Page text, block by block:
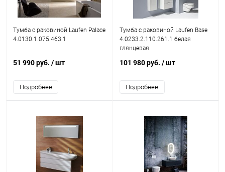
Тумба с раковиной Laufen Palace
4.0130.1.075.463.1
51 990 руб. / шт
Подробнее
Тумба с раковиной Laufen Base
4.0233.2.110.261.1 белая
глянцевая
101 980 руб. / шт
Подробнее